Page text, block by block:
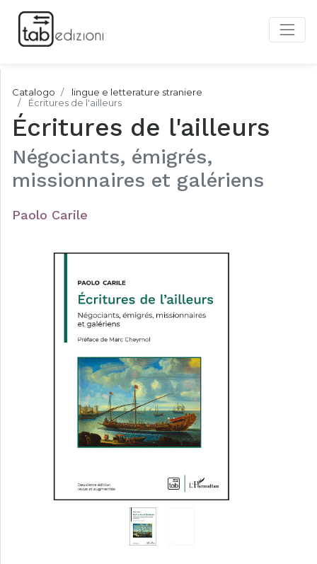
Catalogo
lingue e letterature straniere
Écritures de l'ailleurs
Écritures de l'ailleurs
Négociants, émigrés,
missionnaires et galériens
Paolo Carile